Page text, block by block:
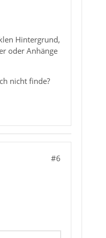
Hintergrund,
oder Anhänge
nicht finde?
#6